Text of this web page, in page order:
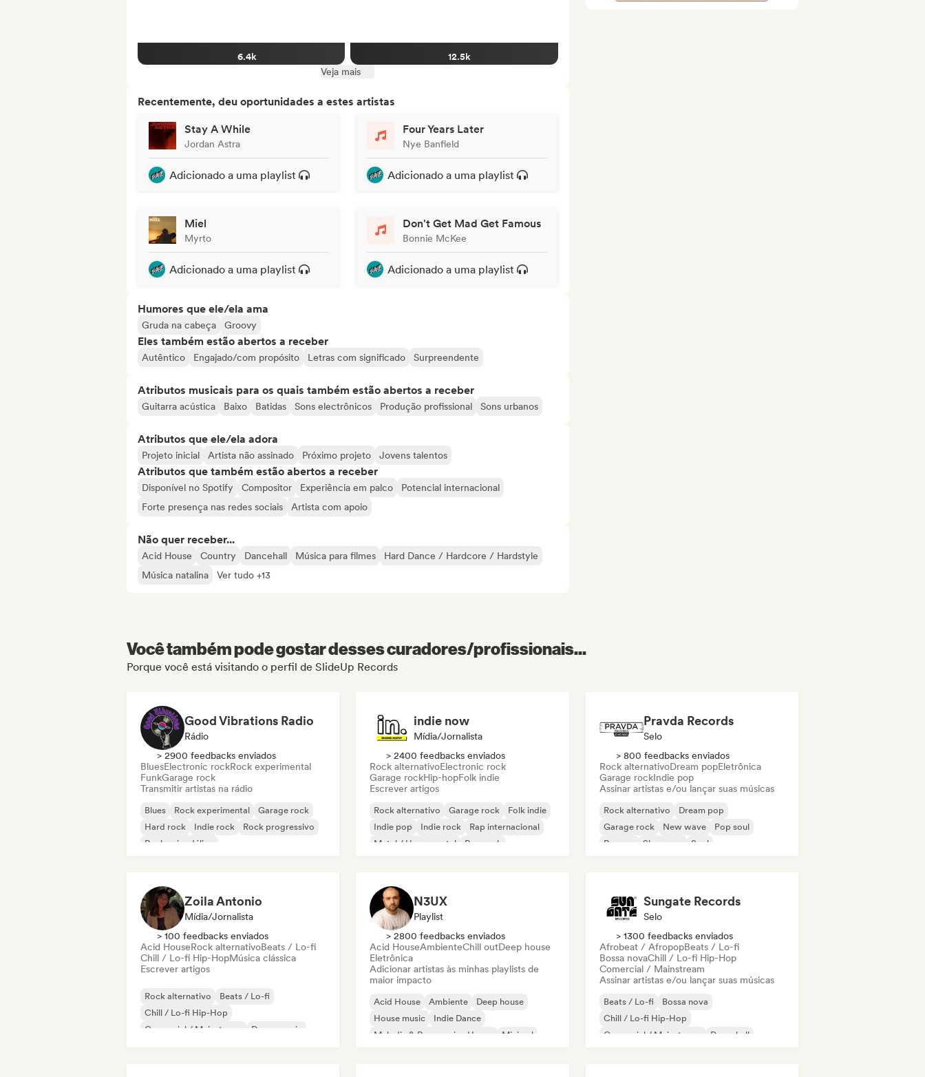
6.4k
12.5k
Veja mais
Recentemente, deu oportunidades a estes artistas
Stay A While
Jordan Astra
Adicionado a uma playlist
Four Years Later
Nye Banfield
Adicionado a uma playlist
Miel
Myrto
Adicionado a uma playlist
Don't Get Mad Get Famous
Bonnie McKee
Adicionado a uma playlist
Humores que ele/ela ama
Gruda na cabeça Groovy
Eles também estão abertos a receber
Autêntico Engajado/com propósito Letras com significado Surpreendente
Atributos musicais para os quais também estão abertos a receber
Guitarra acústica Baixo Batidas Sons electrônicos Produção profissional Sons urbanos
Atributos que ele/ela adora
Projeto inicial Artista não assinado Próximo projeto Jovens talentos
Atributos que também estão abertos a receber
Disponível no Spotify Compositor Experiência em palco
Potencial internacional
Forte presença nas redes sociais
Artista com apoio
Não quer receber...
Acid House Country Dancehall Música para filmes
Hard Dance / Hardcore / Hardstyle
Música natalina
Ver tudo +13
Você também pode gostar desses curadores/profissionais...
Porque você está visitando o perfil de SlideUp Records
Good Vibrations Radio
Rádio
> 2900 feedbacks enviados
BluesElectronic rockRock experimental
FunkGarage rock
Transmitir artistas na rádio
Blues Rock experimental
Garage rock
Hard rock
Indie rock
Rock progressivo
Rock psicodélico
indie now
Mídia/Jornalista
> 2400 feedbacks enviados
Rock alternativoElectronic rock
Garage rockHip-hopFolk indie
Escrever artigos
Rock alternativo Garage rock
Folk indie
Indie pop
Indie rock
Rap internacional
Metal / Heavy metal
Pop rock
Pravda Records
Selo
> 800 feedbacks enviados
Rock alternativoDream popEletrônica
Garage rockIndie pop
Assinar artistas e/ou lançar suas músicas
Rock alternativo
Dream pop
Garage rock
New wave
Pop soul
Reggae
Shoegaze Soul
Zoila Antonio
Mídia/Jornalista
> 100 feedbacks enviados
Acid HouseRock alternativoBeats / Lo-fi
Chill / Lo-fi Hip-HopMúsica clássica
Escrever artigos
Rock alternativo
Beats / Lo-fi
Chill / Lo-fi Hip-Hop
Comercial / Mainstream
Dance music
N3UX
Playlist
> 2800 feedbacks enviados
Acid HouseAmbienteChill outDeep house
Eletrônica
Adicionar artistas às minhas playlists de
maior impacto
Acid House Ambiente
Deep house
House music
Indie Dance
Melodic & Progressive House
Minimal
Sungate Records
Selo
> 1300 feedbacks enviados
Afrobeat / AfropopBeats / Lo-fi
Bossa novaChill / Lo-fi Hip-Hop
Comercial / Mainstream
Assinar artistas e/ou lançar suas músicas
Beats / Lo-fi
Bossa nova
Chill / Lo-fi Hip-Hop
Comercial / Mainstream
Dancehall